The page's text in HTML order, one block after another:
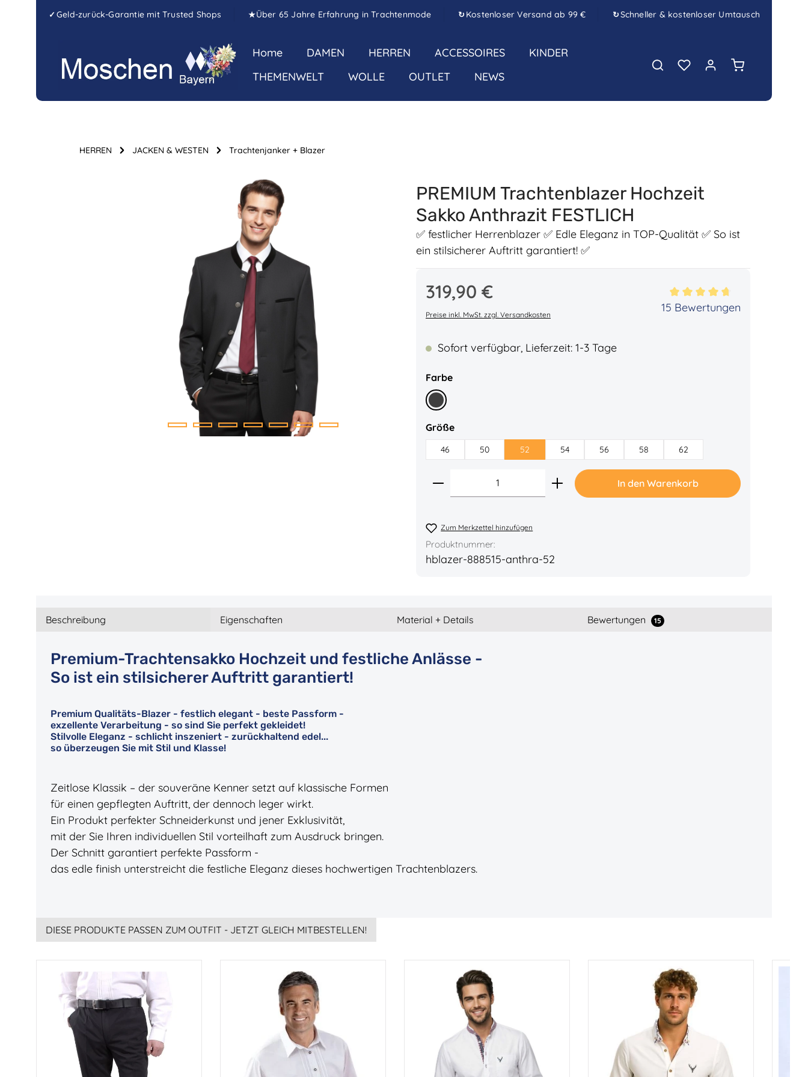
Zum Hauptinhalt springen
Zur Hauptnavigation springen
✓ Geld-zurück-Garantie mit Trusted Shops ★Über 65 Jahre Erfahrung in Trachtenmode ↻ Kostenloser Versand ab 99 € ↻Schneller & kostenloser Umtausch
Home DAMEN HERREN ACCESSOIRES
KINDER
THEMENWELT
WOLLE OUTLET NEWS
Warenkorb
HERREN JACKEN & WESTEN Trachtenjanker + Blazer
PREMIUM Trachtenblazer Hochzeit
Sakko Anthrazit FESTLICH
✅ festlicher Herrenblazer ✅ Edle Eleganz in TOP-Qualität ✅ So ist
ein stilsicherer Auftritt garantiert! ✅
Regulärer Preis:
319,90 €
Preise inkl. MwSt. zzgl. Versandkosten
Durchschnittliche Bewertung von 4.67 von 5 Sternen15 Bewertungen
Sofort verfügbar, Lieferzeit: 1-3 Tage
Farbeauswählen
Anthrazit
Größeauswählen
46 50 52 54 56 58 62
Produkt Anzahl: Gib den gewünschten Wert ein oder
In den Warenkorb
Zum Merkzettel hinzufügen
Produktnummer:
hblazer-888515-anthra-52
Beschreibung Eigenschaften Material + Details Bewertungen 15
Premium-Trachtensakko Hochzeit und festliche Anlässe -
So ist ein stilsicherer Auftritt garantiert!
Premium Qualitäts-Blazer - festlich elegant - beste Passform -
exzellente Verarbeitung - so sind Sie perfekt gekleidet!
Stilvolle Eleganz - schlicht inszeniert - zurückhaltend edel...
so überzeugen Sie mit Stil und Klasse!
Zeitlose Klassik – der souveräne Kenner setzt auf klassische Formen
für einen gepflegten Auftritt, der dennoch leger wirkt.
Ein Produkt perfekter Schneiderkunst und jener Exklusivität,
mit der Sie Ihren individuellen Stil vorteilhaft zum Ausdruck bringen.
Der Schnitt garantiert perfekte Passform -
das edle finish unterstreicht die festliche Eleganz dieses hochwertigen Trachtenblazers.
DIESE PRODUKTE PASSEN ZUM OUTFIT - JETZT GLEICH MITBESTELLEN!